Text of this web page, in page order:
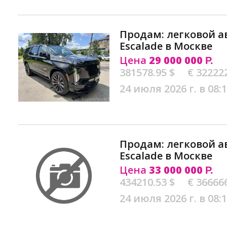
Продам: легковой
Escalade в Москве
Цена 29 000 000 Р.
381578.95 $
€
24 июля 2026 г. в
Продам: легковой
Escalade в Москве
Цена 33 000 000 Р.
434210.53 $
€
24 июля 2026 г. в